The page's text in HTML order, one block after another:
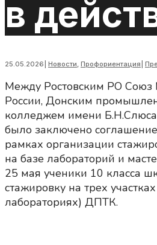
в
25.05.2026 Новости, Профориентация
Между Ростовским РО Союз
России, Донским
колледжем имени
было заключено соглашение
рамках организации
на базе лабораторий и
25 мая ученики 10 класса
стажировку на трех
лабораториях) ДПТК.